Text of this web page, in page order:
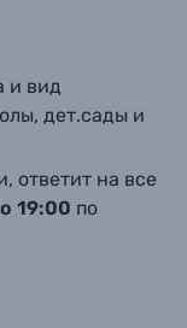
и вид
дет.сады и
ответит на все
19:00 по